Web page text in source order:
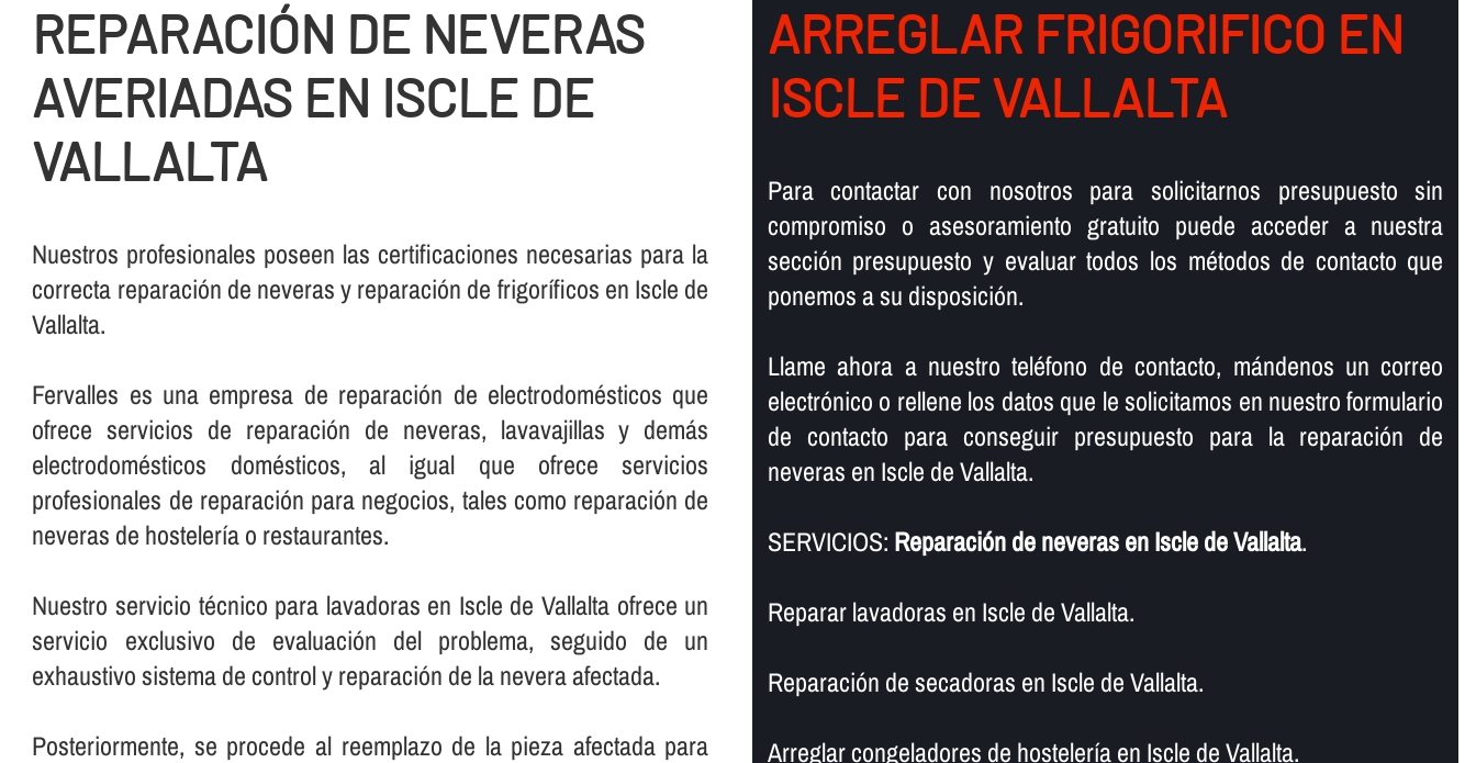
REPARACIÓN DE NEVERAS
AVERIADAS EN ISCLE DE
VALLALTA
Nuestros profesionales poseen las certificaciones necesarias para la
correcta reparación de neveras y reparación de frigorí­ficos en Iscle de
Vallalta.
Fervalles es una empresa de reparación de electrodomésticos que
ofrece servicios de reparación de neveras, lavavajillas y demás
electrodomésticos domésticos, al igual que ofrece servicios
profesionales de reparación para negocios, tales como reparación de
neveras de hostelerí­a o restaurantes.
Nuestro servicio técnico para lavadoras en Iscle de Vallalta ofrece un
servicio exclusivo de evaluación del problema, seguido de un
exhaustivo sistema de control y reparación de la nevera afectada.
Posteriormente, se procede al reemplazo de la pieza afectada para
ARREGLAR FRIGORIFICO EN
ISCLE DE VALLALTA
Para contactar con nosotros para solicitarnos presupuesto sin
compromiso o asesoramiento gratuito puede acceder a nuestra
sección presupuesto y evaluar todos los métodos de contacto que
ponemos a su disposición.
Llame ahora a nuestro teléfono de contacto, mándenos un correo
electrónico o rellene los datos que le solicitamos en nuestro formulario
de contacto para conseguir presupuesto para la reparación de
neveras en Iscle de Vallalta.
SERVICIOS: Reparación de neveras en Iscle de Vallalta.
Reparar lavadoras en Iscle de Vallalta.
Reparación de secadoras en Iscle de Vallalta.
Arreglar congeladores de hostelerí­a en Iscle de Vallalta.